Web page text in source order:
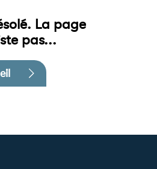
La page
pas...